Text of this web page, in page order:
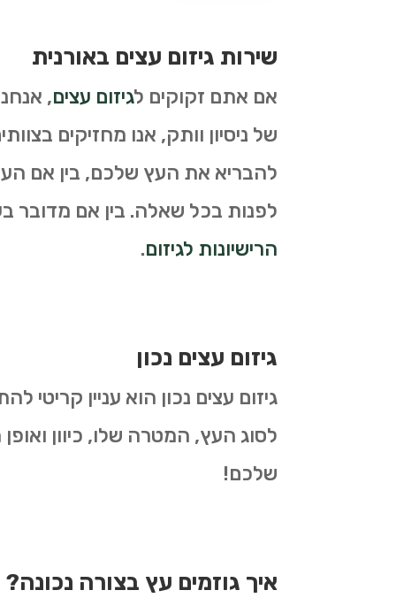
שירות גיזום עצים באורנית
אם אתם זקוקים לגיזום עצים,
של ניסיון וותק, אנו מחזיקים
להבריא את העץ שלכם, בין אם
לפנות בכל שאלה. בין אם מדובר
הרישיונות לגיזום.
גיזום עצים נכון
גיזום עצים נכון הוא עניין
לסוג העץ, המטרה שלו, כיוון
שלכם!
איך גוזמים עץ בצורה נכונה?